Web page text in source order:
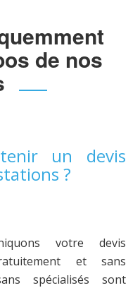
de nos
un devis
?
votre devis
et sans
spécialisés sont